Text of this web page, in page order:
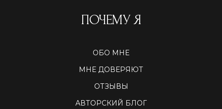
ПОЧЕМУ Я
ОБО МНЕ
МНЕ ДОВЕРЯЮТ
ОТЗЫВЫ
АВТОРСКИЙ БЛОГ